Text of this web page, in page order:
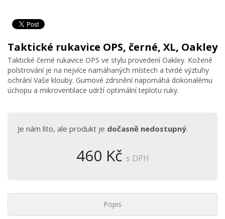
Taktické rukavice OPS, černé, XL, Oakley
Taktické černé rukavice OPS ve stylu provedení Oakley. Kožené
polstrování je na nejvíce namáhaných místech a tvrdé výztuhy
ochrání Vaše klouby. Gumové zdrsnění napomáhá dokonalému
úchopu a mikroventilace udrží optimální teplotu ruky.
Je nám líto, ale produkt je dočasně nedostupný.
460 Kč s DPH
Popis